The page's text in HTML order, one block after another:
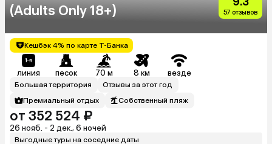
(Adults Only 18+)
57 отзывов
Кешбэк 4% по карте Т-Банка
линия песок 70 м 8 км везде
Большая территория
Отзывы за этот год
Премиальный отдых
Собственный пляж
от 352 524 ₽
26 нояб. - 2 дек., 6 ночей
Выгодные туры на соседние даты